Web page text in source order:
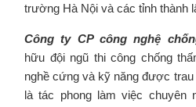
trường Hà Nội và các tỉnh thành
Công ty CP công nghệ
hữu đội ngũ thi công chống
nghề cứng và kỹ năng được
là tác phong làm việc chuyên